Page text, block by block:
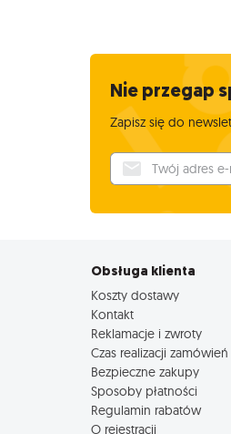
Nie przegap
Zapisz się do
Twój adres e-mail
Obsługa klienta
Koszty dostawy
Kontakt
Reklamacje i zwroty
Czas realizacji zamówień
Bezpieczne zakupy
Sposoby płatności
Regulamin rabatów
O rejestracji